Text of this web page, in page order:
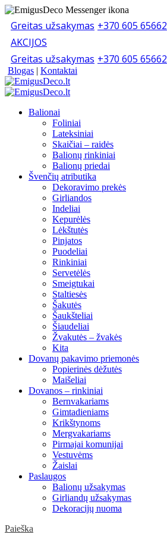
Greitas užsakymas +370 605 65662
AKCIJOS
Greitas užsakymas +370 605 65662
Blogas | Kontaktai
Balionai
Foliniai
Lateksiniai
Skaičiai – raidės
Balionų rinkiniai
Balionų priedai
Švenčių atributika
Dekoravimo prekės
Girliandos
Indeliai
Kepurėlės
Lėkštutės
Pinjatos
Puodeliai
Rinkiniai
Servetėlės
Smeigtukai
Staltiesės
Šakutės
Šaukšteliai
Šiaudeliai
Žvakutės – žvakės
Kita
Dovanų pakavimo priemonės
Popierinės dėžutės
Maišeliai
Dovanos – rinkiniai
Bernvakariams
Gimtadieniams
Krikštynoms
Mergvakariams
Pirmajai komunijai
Vestuvėms
Žaislai
Paslaugos
Balionų užsakymas
Girliandų užsakymas
Dekoracijų nuoma
Paieška